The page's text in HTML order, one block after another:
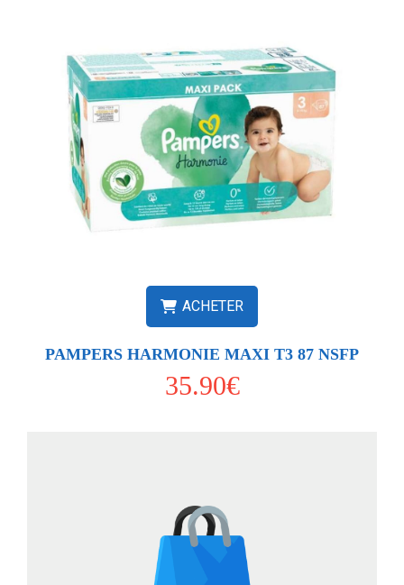
ACHETER
PAMPERS HARMONIE MAXI T3 87 NSFP
35.90€